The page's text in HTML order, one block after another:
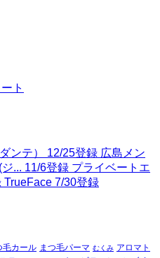
ト
ンテ） 12/25登録 広島メン
... 11/6登録 プライベートエ
TrueFace 7/30登録
毛カール まつ毛パーマ むくみ アロマト